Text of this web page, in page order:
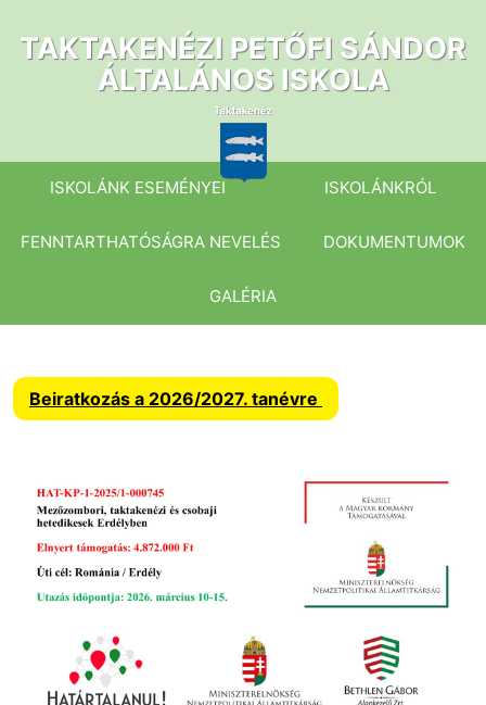
tartalomhoz
TAKTAKENÉZI PETŐFI SÁNDOR
ÁLTALÁNOS ISKOLA
ISKOLÁNK ESEMÉNYEI ISKOLÁNKRÓL
FENNTARTHATÓSÁGRA NEVELÉS DOKUMENTUMOK
GALÉRIA
Beiratkozás a 2026/2027. tanévre